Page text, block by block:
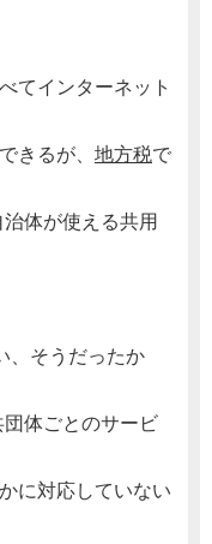
てインターネット
きるが、 地方税で
体が使える共用
、そうだったか
体ごとのサービ
に対応していない